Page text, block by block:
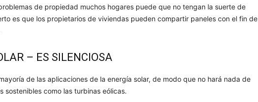
de propiedad muchos hogares puede que no tengan la suerte de
es que los propietarios de viviendas pueden compartir paneles con el fin de
– ES SILENCIOSA
de las aplicaciones de la energía solar, de modo que no hará nada de
sostenibles como las turbinas eólicas.